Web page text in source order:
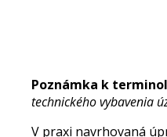
Poznámka k
technického vybavenia
V praxi navrhovaná